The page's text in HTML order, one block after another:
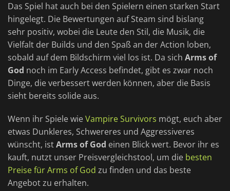
Das Spiel hat auch bei den Spielern einen starken Start
hingelegt. Die Bewertungen auf Steam sind bislang
sehr positiv, wobei die Leute den Stil, die Musik, die
Vielfalt der Builds und den Spaß an der Action loben,
sobald auf dem Bildschirm viel los ist. Da sich Arms of
God noch im Early Access befindet, gibt es zwar noch
Dinge, die verbessert werden können, aber die Basis
sieht bereits solide aus.
Wenn ihr Spiele wieVampire Survivors mögt, euch aber
etwas Dunkleres, Schwereres und Aggressiveres
wünscht, istArms of God einen Blick wert. Bevor ihr es
kauft, nutzt unser Preisvergleichstool, um die besten
Preise für Arms of God zu finden und das beste
Angebot zu erhalten.